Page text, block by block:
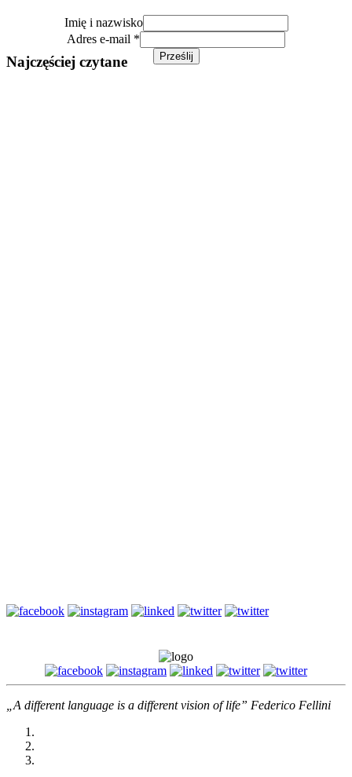
Imię i nazwisko
Imię
e-
Adres e-mail *
Prześlij
Najczęściej czytane
„A different language is a different vision of life” Federico Fellini